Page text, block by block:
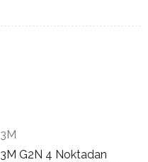
3M
3M G2N 4 Noktadan